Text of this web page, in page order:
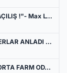
MykoPrime "28 Ağustos Cuma 22:00 AÇILIŞ !"- Max LvL 72 - Free To Play - KC SATIŞI YOK
✅✅ GB ZOR SERVER ACILDI ✅✅ FARMERLAR ANLADI BİLE !! MYTHKO 20:00 'da ONLİNE ✅✅
HEROESKO YENİ SW LWL ORTA İTEM ORTA FARM ODAKLI HERKESİ BEKLERİZ